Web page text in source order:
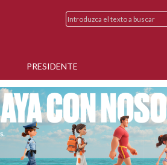
PRESIDENTE